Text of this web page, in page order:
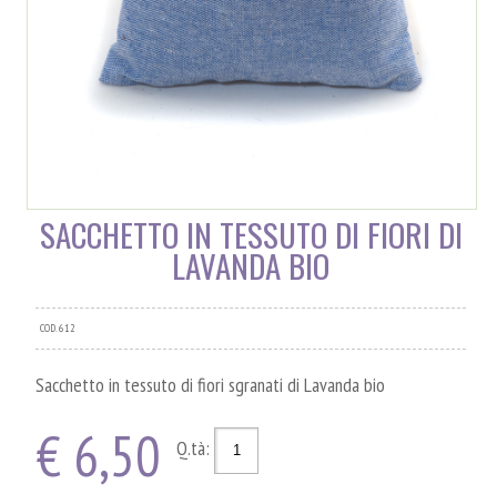
SACCHETTO IN TESSUTO DI FIORI DI
LAVANDA BIO
COD. 612
Sacchetto in tessuto di fiori sgranati di Lavanda bio
€ 6,50 Q.tà: